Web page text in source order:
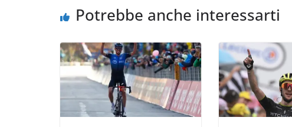
o
r
Potrebbe anche interessarti